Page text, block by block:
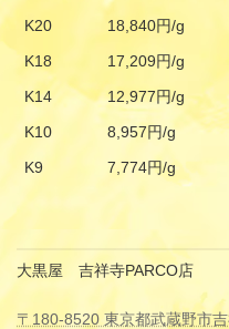
K20
18,840円/g
K18
17,209円/g
K14
12,977円/g
K10
8,957円/g
K9
7,774円/g
大黒屋 吉祥寺PARCO店
〒180-8520 東京都武蔵野市